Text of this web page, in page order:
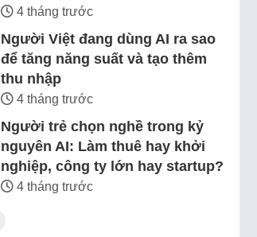
4 tháng trước
Người Việt đang dùng AI ra sao
để tăng năng suất và tạo thêm
thu nhập
4 tháng trước
Người trẻ chọn nghề trong kỷ
nguyên AI: Làm thuê hay khởi
nghiệp, công ty lớn hay startup?
4 tháng trước